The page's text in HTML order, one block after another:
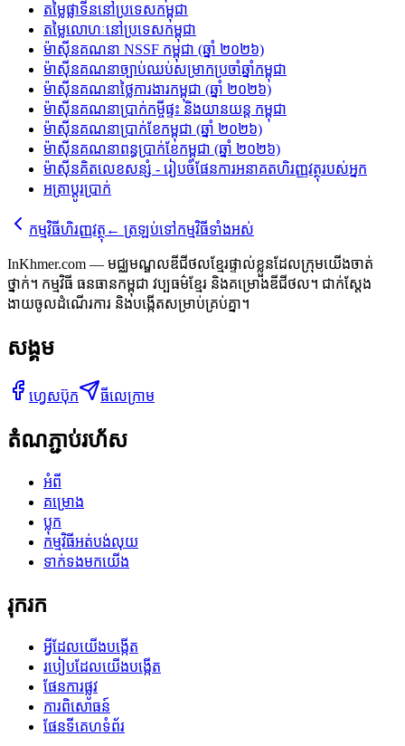
តម្លៃផ្លាទីននៅប្រទេសកម្ពុជា
តម្លៃលោហៈនៅប្រទេសកម្ពុជា
ម៉ាស៊ីនគណនា NSSF កម្ពុជា (ឆ្នាំ ២០២៦)
ម៉ាស៊ីនគណនាច្បាប់ឈប់សម្រាកប្រចាំឆ្នាំកម្ពុជា
ម៉ាស៊ីនគណនាថ្លៃការងារកម្ពុជា (ឆ្នាំ ២០២៦)
ម៉ាស៊ីនគណនាប្រាក់កម្ចីផ្ទះ និងយានយន្ត កម្ពុជា
ម៉ាស៊ីនគណនាប្រាក់ខែកម្ពុជា (ឆ្នាំ ២០២៦)
ម៉ាស៊ីនគណនាពន្ធប្រាក់ខែកម្ពុជា (ឆ្នាំ ២០២៦)
ម៉ាស៊ីនគិតលេខសន្សំ - រៀបចំផែនការអនាគតហិរញ្ញវត្ថុរបស់អ្នក
អត្រាប្តូរប្រាក់
កម្មវិធីហិរញ្ញវត្ថុ ← ត្រឡប់ទៅកម្មវិធីទាំងអស់
InKhmer.com — មជ្ឈមណ្ឌលឌីជីថលខ្មែរផ្ទាល់ខ្លួនដែលក្រុមយើងចាត់
ថ្នាក់។ កម្មវិធី ធនធានកម្ពុជា វប្បធម៌ខ្មែរ និងគម្រោងឌីជីថល។ ជាក់ស្តែង
ងាយចូលដំណើរការ និងបង្កើតសម្រាប់គ្រប់គ្នា។
សង្គម
ហ្វេសប៊ុក ធីលេក្រាម
តំណភ្ជាប់រហ័ស
អំពី
គម្រោង
ប្លុក
កម្មវិធីអត់បង់លុយ
ទាក់ទងមកយើង
រុករក
អ្វីដែលយើងបង្កើត
របៀបដែលយើងបង្កើត
ផែនការផ្លូវ
ការពិសោធន៍
ផែនទីគេហទំព័រ